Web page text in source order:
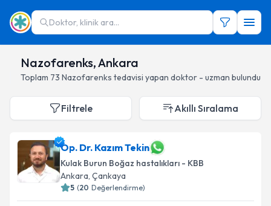
Doktor, klinik ara...
Nazofarenks, Ankara
Toplam 73 Nazofarenks tedavisi yapan doktor - uzman bulundu
Filtrele Akıllı Sıralama
Op. Dr. Kazım Tekin
Kulak Burun Boğaz hastalıkları - KBB
Ankara, Çankaya
5 (20 Değerlendirme)